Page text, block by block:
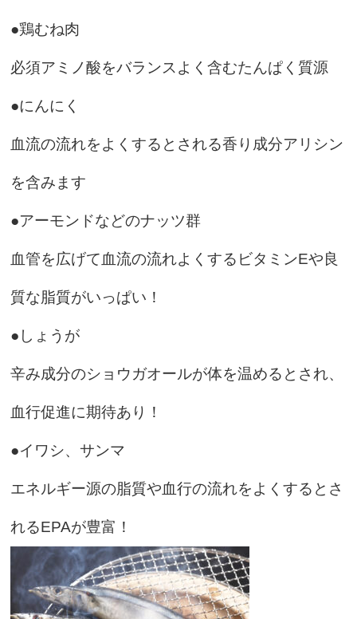
●鶏むね肉
必須アミノ酸をバランスよく含むたんぱく質源
●にんにく
血流の流れをよくするとされる香り成分アリシン
を含みます
●アーモンドなどのナッツ群
血管を広げて血流の流れよくするビタミンEや良
質な脂質がいっぱい！
●しょうが
辛み成分のショウガオールが体を温めるとされ、
血行促進に期待あり！
●イワシ、サンマ
エネルギー源の脂質や血行の流れをよくするとさ
れるEPAが豊富！